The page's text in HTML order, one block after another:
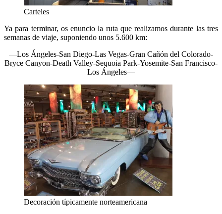
Carteles
Ya para terminar, os enuncio la ruta que realizamos durante las tres
semanas de viaje, suponiendo unos 5.600 km:
—Los Ángeles-San Diego-Las Vegas-Gran Cañón del Colorado-
Bryce Canyon-Death Valley-Sequoia Park-Yosemite-San Francisco-
Los Ángeles—
Decoración típicamente norteamericana